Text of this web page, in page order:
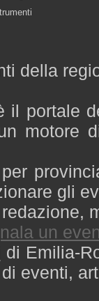
della
il portale
motore
gli
un
di Emilia-
eventi,